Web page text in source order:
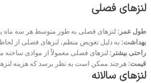
لنزهای فصلی
طول عمر: لنزهای فصلی به طور متوسط هر سه ماه یکبار (حدود ۹۰ روز) تعویض می‌شوند. به این معنی که شما چهار بار در سال
بهداشت: به دلیل تعویض منظم، لنزهای فصلی از
راحتی بیشتر: لنزهای فصلی معمولاً از موادی
قیمت: هرچند ممکن است به نظر برسد که هزینه
لنزهای سالانه